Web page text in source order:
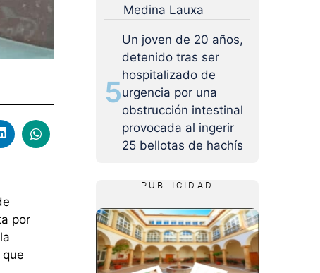
por
Medina Lauxa
5
Un joven de 20 años,
detenido tras ser
hospitalizado de
urgencia por una
obstrucción intestinal
provocada al ingerir
25 bellotas de hachís
PUBLICIDAD